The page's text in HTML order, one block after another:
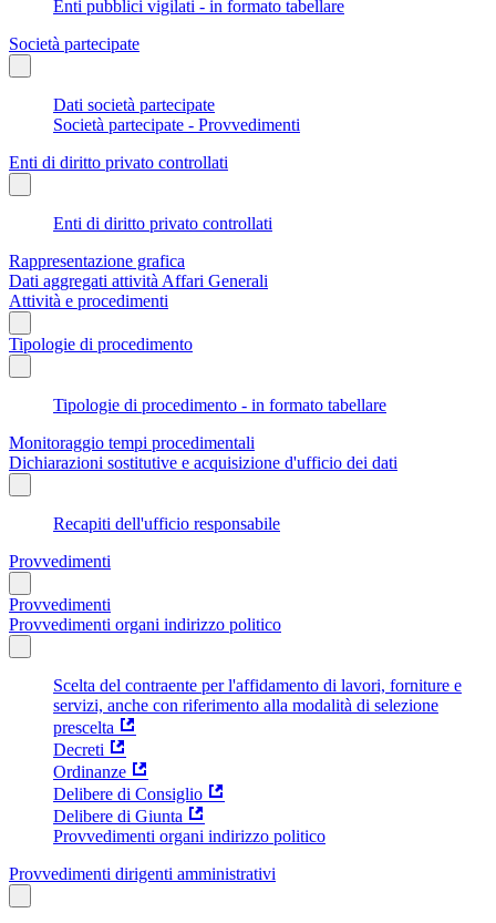
Enti pubblici vigilati - in formato tabellare
Società partecipate
Dati società partecipate
Società partecipate - Provvedimenti
Enti di diritto privato controllati
Enti di diritto privato controllati
Rappresentazione grafica
Dati aggregati attività Affari Generali
Attività e procedimenti
Tipologie di procedimento
Tipologie di procedimento - in formato tabellare
Monitoraggio tempi procedimentali
Dichiarazioni sostitutive e acquisizione d'ufficio dei dati
Recapiti dell'ufficio responsabile
Provvedimenti
Provvedimenti
Provvedimenti organi indirizzo politico
Scelta del contraente per l'affidamento di lavori, forniture e
servizi, anche con riferimento alla modalità di selezione
prescelta
Decreti
Ordinanze
Delibere di Consiglio
Delibere di Giunta
Provvedimenti organi indirizzo politico
Provvedimenti dirigenti amministrativi